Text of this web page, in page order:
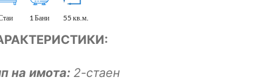
1 Бани 55 кв.м.
на имота: 2-стаен